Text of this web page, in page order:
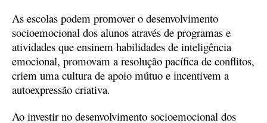
As escolas podem promover o desenvolvimento
socioemocional dos alunos através de programas e
atividades que ensinem habilidades de inteligência
emocional, promovam a resolução pacífica de conflitos,
criem uma cultura de apoio mútuo e incentivem a
autoexpressão criativa.
Ao investir no desenvolvimento socioemocional dos